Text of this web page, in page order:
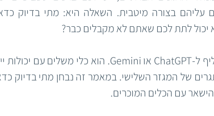
יכול לתת לכם שאתם לא מקבלים כבר?
עם הכלים המוכרים.